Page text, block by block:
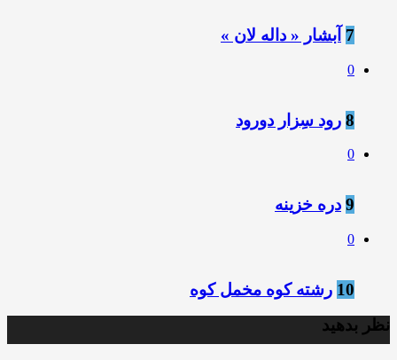
7 آبشار « داله لان »
0
8 رود سِزار دورود
0
9 دره خزینه
0
10 رشته کوه مخمل کوه
نظر بدهید